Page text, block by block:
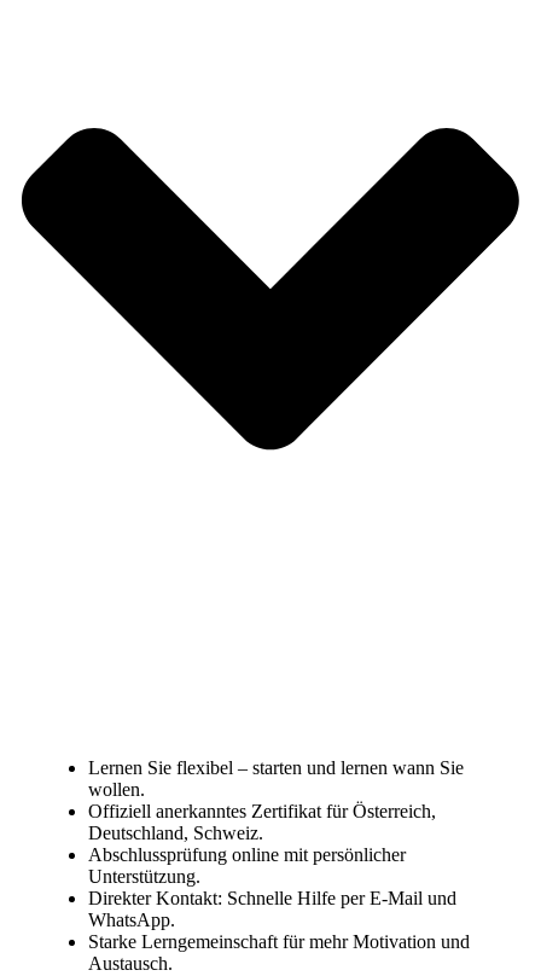
Lernen Sie flexibel – starten und lernen wann Sie
wollen.
Offiziell anerkanntes Zertifikat für Österreich,
Deutschland, Schweiz.
Abschlussprüfung online mit persönlicher
Unterstützung.
Direkter Kontakt: Schnelle Hilfe per E-Mail und
WhatsApp.
Starke Lerngemeinschaft für mehr Motivation und
Austausch.